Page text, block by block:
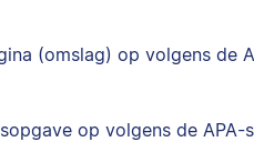
(omslag) op volgens de
op volgens de APA-